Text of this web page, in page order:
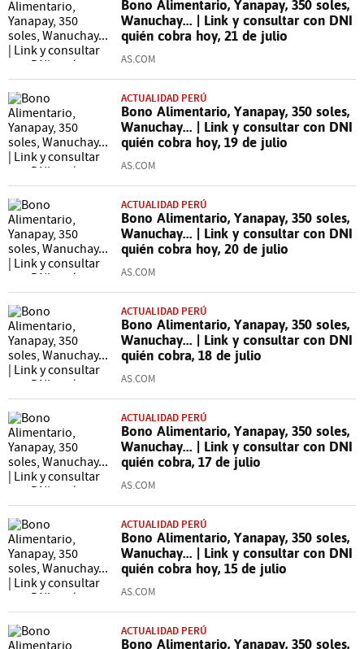
Bono Alimentario, Yanapay, 350 soles,
Wanuchay... | Link y consultar con DNI
quién cobra hoy, 21 de julio
AS.COM
ACTUALIDAD PERÚ
Bono Alimentario, Yanapay, 350 soles,
Wanuchay... | Link y consultar con DNI
quién cobra hoy, 19 de julio
AS.COM
ACTUALIDAD PERÚ
Bono Alimentario, Yanapay, 350 soles,
Wanuchay... | Link y consultar con DNI
quién cobra hoy, 20 de julio
AS.COM
ACTUALIDAD PERÚ
Bono Alimentario, Yanapay, 350 soles,
Wanuchay... | Link y consultar con DNI
quién cobra, 18 de julio
AS.COM
ACTUALIDAD PERÚ
Bono Alimentario, Yanapay, 350 soles,
Wanuchay... | Link y consultar con DNI
quién cobra, 17 de julio
AS.COM
ACTUALIDAD PERÚ
Bono Alimentario, Yanapay, 350 soles,
Wanuchay... | Link y consultar con DNI
quién cobra hoy, 15 de julio
AS.COM
ACTUALIDAD PERÚ
Bono Alimentario, Yanapay, 350 soles,